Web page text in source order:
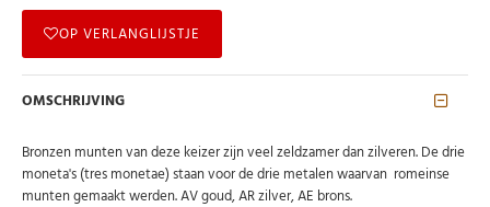
OP VERLANGLIJSTJE
OMSCHRIJVING
Bronzen munten van deze keizer zijn veel zeldzamer dan zilveren. De drie
moneta's (tres monetae) staan voor de drie metalen waarvan romeinse
munten gemaakt werden. AV goud, AR zilver, AE brons.